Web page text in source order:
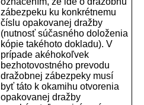
zábezpeku ku konkrétnemu
číslu opakovanej dražby
(nutnosť súčasného doloženia
kópie takéhoto dokladu). V
prípade akéhokoľvek
bezhotovostného prevodu
dražobnej zábezpeky musí
byť táto k okamihu otvorenia
opakovanej dražby